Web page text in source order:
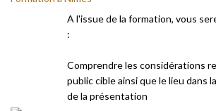
A l'issue de la formation, vous
:
Comprendre les considérations
public cible ainsi que le lieu dans
de la présentation